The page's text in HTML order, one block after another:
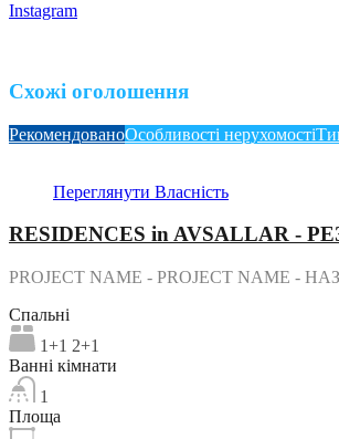
Instagram
Схожі оголошення
РекомендованоОсобливості нерухомості
Переглянути Власність
RESIDENCES in AVSALLAR -
PROJECT NAME - PROJECT NAME -
Спальні
1+1 2+1
Ванні кімнати
1
Площа